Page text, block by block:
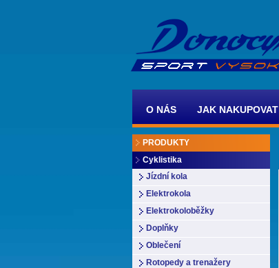
O NÁS JAK NAKUPOVAT
PRODUKTY
Cyklistika
Jízdní kola
Elektrokola
Elektrokoloběžky
Doplňky
Oblečení
Rotopedy a trenažery